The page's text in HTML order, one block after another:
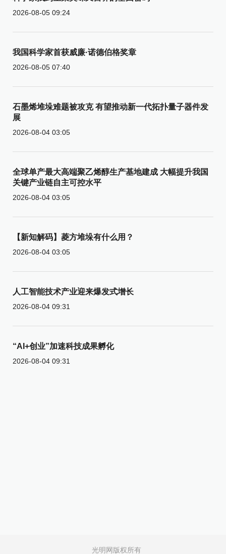
2026-08-05 09:24
我国科学家首获威廉·诺德伯格奖章
2026-08-05 07:40
石墨烯堆垛难题被攻克 有望推动新一代拓扑量子器件发
展
2026-08-04 03:05
全球单产最大高端聚乙烯醇生产基地建成 大幅提升我国
关键产业链自主可控水平
2026-08-04 03:05
【新知解码】菱方堆垛有什么用？
2026-08-04 03:05
人工智能技术产业迎来爆发式增长
2026-08-04 09:31
“AI+创业”加速科技成果孵化
2026-08-04 09:31
光明网版权所有